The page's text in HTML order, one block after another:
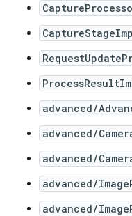
advanced/
advanced/
advanced/
advanced/
advanced/